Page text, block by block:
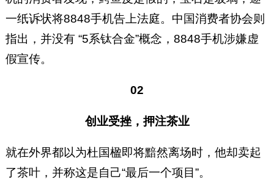
一纸诉状将8848手机告上法庭。中国消费者协会则
指出，并没有 “5系钛合金”概念，8848手机涉嫌虚
假宣传。
02
创业受挫，押注茶业
就在外界都以为杜国楹即将黯然离场时，他却卖起
了茶叶，并称这是自己“最后一个项目”。